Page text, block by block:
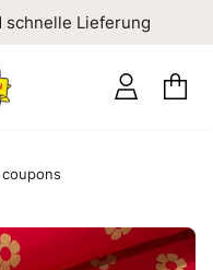
Lieferung